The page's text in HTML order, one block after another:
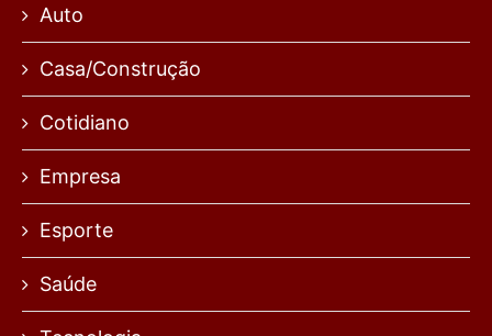
Auto
Casa/Construção
Cotidiano
Empresa
Esporte
Saúde